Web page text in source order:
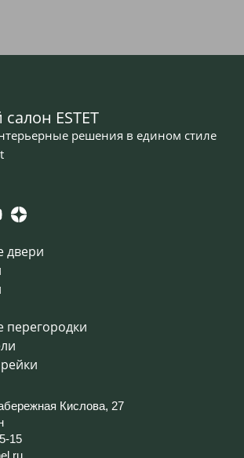
ESTET
решения в едином стиле
двери
Кислова, 27
15